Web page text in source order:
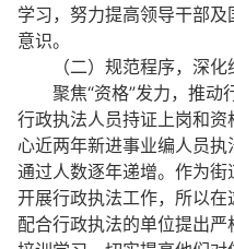
学习，努力提高领导干部
意识。
（二）规范程序，深
聚焦“资格”发力，推
行政执法人员持证上岗和
心近两年新进事业编人员
通过人数逐年递增。作为
开展行政执法工作，所以
配合行政执法的单位提出